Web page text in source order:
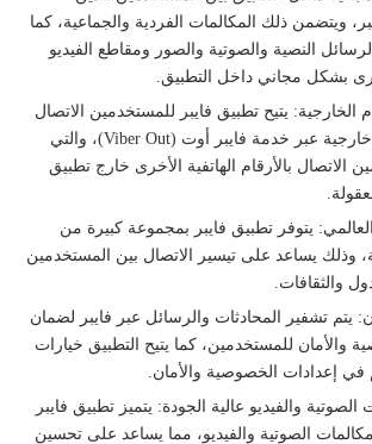
ويتضمن ذلك المكالمات الفردية والجماعية، كما
النصية والصوتية والصور ومقاطع الفيديو
بشكل مجاني داخل التطبيق.
الخارجية: يتيح تطبيق فايبر للمستخدمين الاتصال
بأرقام هواتف خارجية عبر خدمة فايبر أوت (Viber Out)، والتي
الاتصال بالأرقام الهاتفية الأخرى خارج تطبيق
يتوفر تطبيق فايبر بمجموعة كبيرة من
وذلك يساعد على تيسير الاتصال بين المستخدمين
والثقافات.
يتم تشفير المحادثات والرسائل عبر فايبر لضمان
والأمان للمستخدمين، كما يتيح التطبيق خيارات
في إعدادات الخصوصية والأمان.
الصوتية والفيديو عالية الجودة: يتميز تطبيق فايبر
الصوتية والفيديو، مما يساعد على تحسين